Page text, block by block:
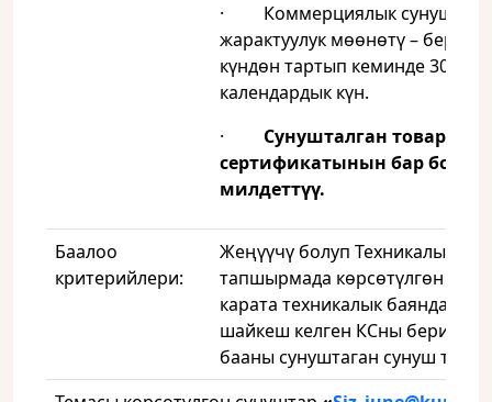
· Коммерциялык сунуштун
жарактуулук мөөнөтү –
күндөн тартып кеминде 30
календардык күн.
· Сунушталган товардын
сертификатынын бар
милдеттүү.
Баалоо
критерийлери:
Жеңүүчү болуп Техникалык
тапшырмада көрсөтүлгөн
карата техникалык баяндамага
шайкеш келген КСны берип,
бааны сунуштаган сунуш